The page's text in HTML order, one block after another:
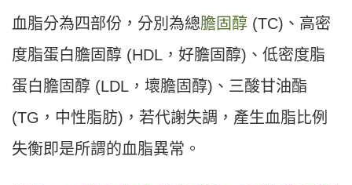
血脂分為四部份，分別為總膽固醇 (TC)、高密
度脂蛋白膽固醇 (HDL，好膽固醇)、低密度脂
蛋白膽固醇 (LDL，壞膽固醇)、三酸甘油酯
(TG，中性脂肪)，若代謝失調，產生血脂比例
失衡即是所謂的血脂異常。